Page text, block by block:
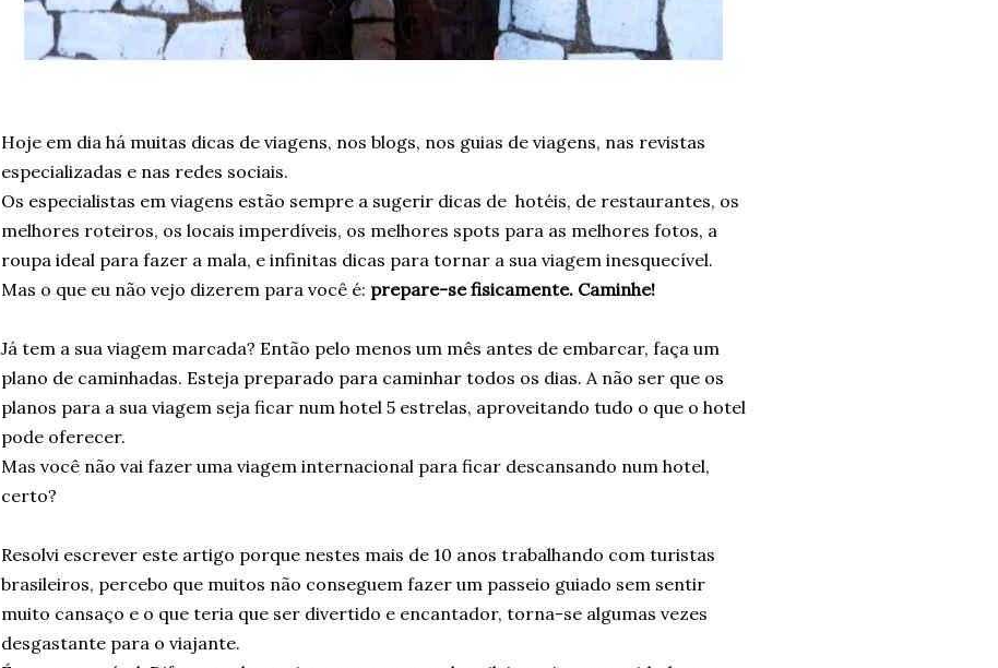
Hoje em dia há muitas dicas de viagens, nos blogs, nos guias de viagens, nas revistas
especializadas e nas redes sociais.
Os especialistas em viagens estão sempre a sugerir dicas de hotéis, de restaurantes, os
melhores roteiros, os locais imperdíveis, os melhores spots para as melhores fotos, a
roupa ideal para fazer a mala, e infinitas dicas para tornar a sua viagem inesquecível.
Mas o que eu não vejo dizerem para você é: prepare-se fisicamente. Caminhe!
Já tem a sua viagem marcada? Então pelo menos um mês antes de embarcar, faça um
plano de caminhadas. Esteja preparado para caminhar todos os dias. A não ser que os
planos para a sua viagem seja ficar num hotel 5 estrelas, aproveitando tudo o que o hotel
pode oferecer.
Mas você não vai fazer uma viagem internacional para ficar descansando num hotel,
certo?
Resolvi escrever este artigo porque nestes mais de 10 anos trabalhando com turistas
brasileiros, percebo que muitos não conseguem fazer um passeio guiado sem sentir
muito cansaço e o que teria que ser divertido e encantador, torna-se algumas vezes
desgastante para o viajante.